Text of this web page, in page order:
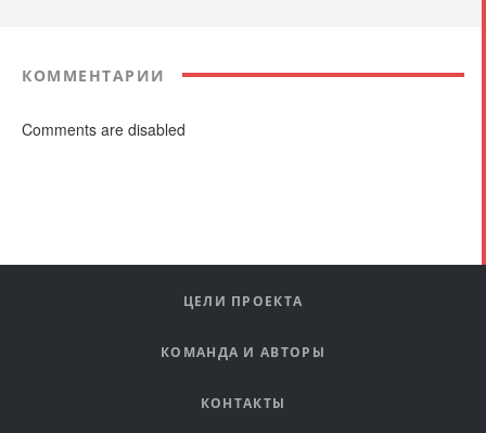
КОММЕНТАРИИ
Comments are disabled
ЦЕЛИ ПРОЕКТА
КОМАНДА И АВТОРЫ
КОНТАКТЫ